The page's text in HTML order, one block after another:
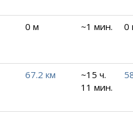
0 м ~1 мин. 0
67.2 км
~15 ч.
11 мин.